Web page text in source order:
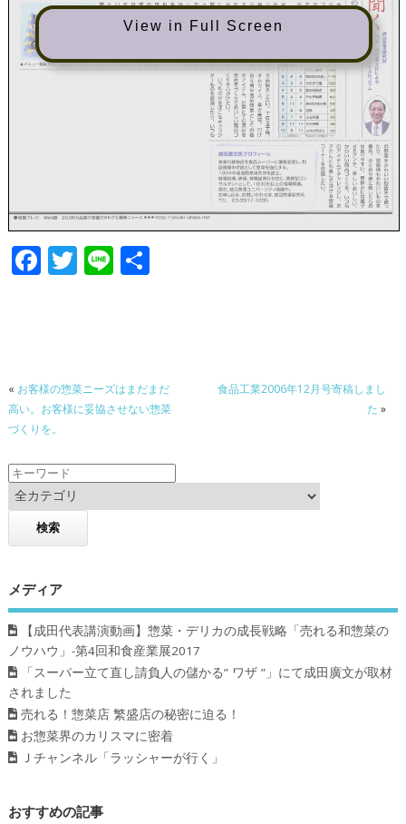
View in Full Screen
F
ac
o
o
k
T
w
Li
n
共
« お客様の惣菜ニーズはまだまだ
高い。お客様に妥協させない惣菜
づくりを。
食品工業2006年12月号寄稿しまし
た »
メディア
【成田代表講演動画】惣菜・デリカの成長戦略「売れる和惣菜の
ノウハウ」-第4回和食産業展2017
「スーパー立て直し請負人の儲かる” ワザ ”」にて成田廣文が取材
されました
売れる！惣菜店 繁盛店の秘密に迫る！
お惣菜界のカリスマに密着
Ｊチャンネル「ラッシャーが行く」
おすすめの記事